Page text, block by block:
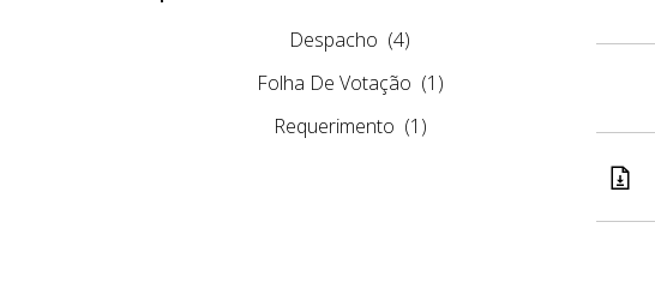
Despacho (4)
Folha De Votação (1)
Requerimento (1)